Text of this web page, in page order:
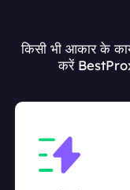
किसी भी आकार के
करें